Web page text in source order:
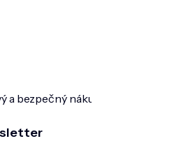
a bezpečný nákup